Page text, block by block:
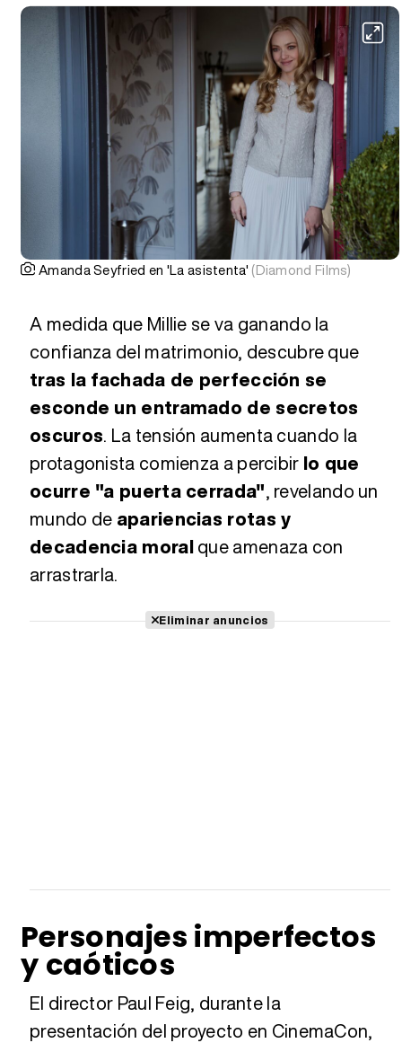
Amanda Seyfried en 'La asistenta' (Diamond Films)
A medida que Millie se va ganando la
confianza del matrimonio, descubre que
tras la fachada de perfección se
esconde un entramado de secretos
oscuros. La tensión aumenta cuando la
protagonista comienza a percibir lo que
ocurre "a puerta cerrada", revelando un
mundo de apariencias rotas y
decadencia moralque amenaza con
arrastrarla.
Eliminar anuncios
Personajes imperfectos
y caóticos
El director Paul Feig, durante la
presentación del proyecto en CinemaCon,